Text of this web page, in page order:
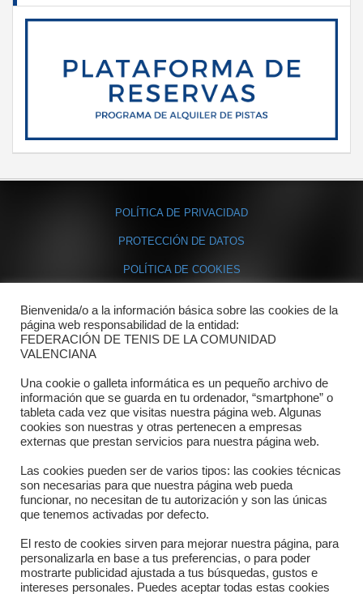
POLÍTICA DE PRIVACIDAD
PROTECCIÓN DE DATOS
POLÍTICA DE COOKIES
Contacto
Dónde estamos
Directorio departamentos
Horario
Formulario de contacto
Bienvenida/o a la información básica sobre las cookies de la
página web responsabilidad de la entidad:
FEDERACIÓN DE TENIS DE LA COMUNIDAD
VALENCIANA
Una cookie o galleta informática es un pequeño archivo de
información que se guarda en tu ordenador, “smartphone” o
tableta cada vez que visitas nuestra página web. Algunas
cookies son nuestras y otras pertenecen a empresas
externas que prestan servicios para nuestra página web.
Las cookies pueden ser de varios tipos: las cookies técnicas
son necesarias para que nuestra página web pueda
funcionar, no necesitan de tu autorización y son las únicas
que tenemos activadas por defecto.
El resto de cookies sirven para mejorar nuestra página, para
personalizarla en base a tus preferencias, o para poder
mostrarte publicidad ajustada a tus búsquedas, gustos e
intereses personales. Puedes aceptar todas estas cookies